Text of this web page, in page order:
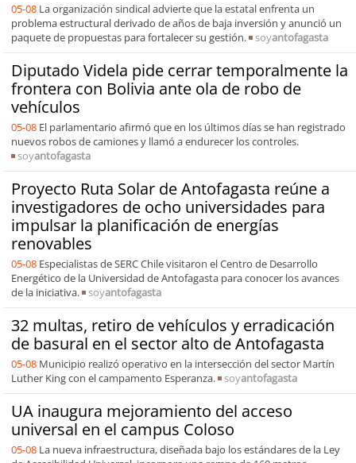
05-08 La organización sindical advierte que la estatal enfrenta un
problema estructural derivado de años de baja inversión y anunció un
paquete de propuestas para fortalecer su gestión.
soyantofagasta
Diputado Videla pide cerrar temporalmente la
frontera con Bolivia ante ola de robo de
vehículos
05-08 El parlamentario afirmó que en los últimos días se han registrado
nuevos robos de camiones y llamó a endurecer los controles.
soyantofagasta
Proyecto Ruta Solar de Antofagasta reúne a
investigadores de ocho universidades para
impulsar la planificación de energías
renovables
05-08 Especialistas de SERC Chile visitaron el Centro de Desarrollo
Energético de la Universidad de Antofagasta para conocer los avances
de la iniciativa.
soyantofagasta
32 multas, retiro de vehículos y erradicación
de basural en el sector alto de Antofagasta
05-08 Municipio realizó operativo en la intersección del sector Martín
Luther King con el campamento Esperanza.
soyantofagasta
UA inaugura mejoramiento del acceso
universal en el campus Coloso
05-08 La nueva infraestructura, diseñada bajo los estándares de la Ley